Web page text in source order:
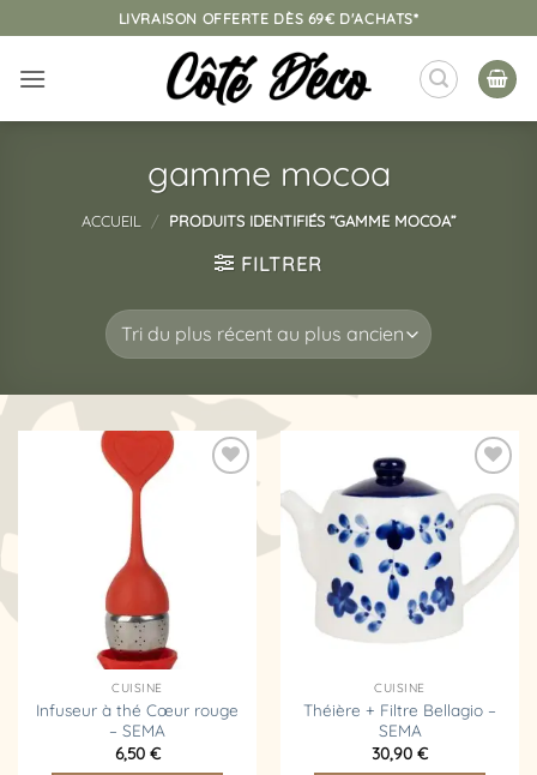
au
contenu
LIVRAISON OFFERTE DÈS 69€ D'ACHATS*
gamme mocoa
ACCUEIL / PRODUITS IDENTIFIÉS “GAMME MOCOA”
FILTRER
CUISINE
Infuseur à thé Cœur rouge
– SEMA
6,50 €
à la
liste
d’envies
CUISINE
Théière + Filtre Bellagio –
SEMA
30,90 €